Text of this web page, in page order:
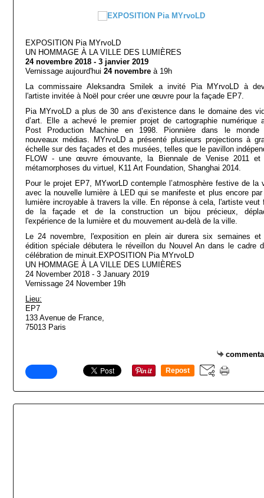
EXPOSITION Pia MYrvoLD
UN HOMMAGE À LA VILLE DES LUMIÈRES
24 novembre 2018 - 3 janvier 2019
Vernissage aujourd'hui 24 novembre à 19h
La commissaire Aleksandra Smilek a invité Pia MYrvoLD à
l'artiste invitée à Noël pour créer une œuvre pour la façade EP7.
Pia MYrvoLD a plus de 30 ans d’existence dans le domaine des
d’art. Elle a achevé le premier projet de cartographie numérique
Post Production Machine en 1998. Pionnière dans le monde
nouveaux médias. MYrvoLD a présenté plusieurs projections à
échelle sur des façades et des musées, telles que le pavillon
FLOW - une œuvre émouvante, la Biennale de Venise 2011 et
métamorphoses du virtuel, K11 Art Foundation, Shanghai 2014.
Pour le projet EP7, MYworLD contemple l’atmosphère festive de la
avec la nouvelle lumière à LED qui se manifeste et plus encore par
lumière incroyable à travers la ville. En réponse à cela, l'artiste veut
de la façade et de la construction un bijou précieux,
l'expérience de la lumière et du mouvement au-delà de la ville.
Le 24 novembre, l'exposition en plein air durera six semaines et
édition spéciale débutera le réveillon du Nouvel An dans le cadre
célébration de minuit.EXPOSITION Pia MYrvoLD
UN HOMMAGE À LA VILLE DES LUMIÈRES
24 November 2018 - 3 January 2019
Vernissage 24 November 19h
Lieu:
EP7
133 Avenue de France,
75013 Paris
Repost